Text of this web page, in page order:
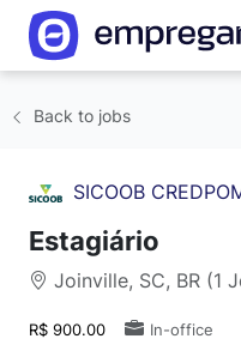
Back to jobs
SICOOB
Estagiário
Joinville, SC, BR (1
R$ 900.00 In-office